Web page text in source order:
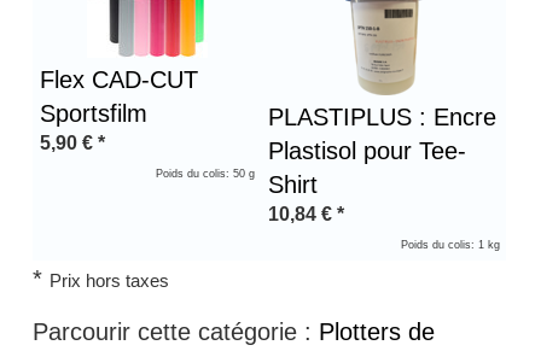
Flex CAD-CUT
Sportsfilm
5,90 € *
Poids du colis: 50 g
PLASTIPLUS : Encre
Plastisol pour Tee-
Shirt
10,84 € *
Poids du colis: 1 kg
* Prix hors taxes
Parcourir cette catégorie : Plotters de